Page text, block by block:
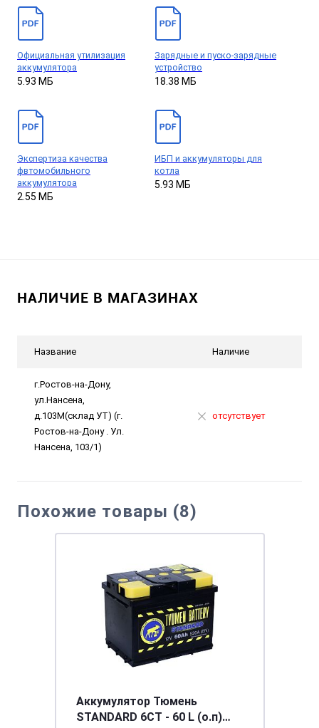
Официальная утилизация
аккумулятора
5.93 МБ
Зарядные и пуско-зарядные
устройство
18.38 МБ
Экспертиза качества
фвтомобильного
аккумулятора
2.55 МБ
ИБП и аккумуляторы для
котла
5.93 МБ
НАЛИЧИЕ В МАГАЗИНАХ
Название Наличие
г.Ростов-на-Дону,
ул.Нансена,
д.103М(склад УТ) (г.
Ростов-на-Дону . Ул.
Нансена, 103/1)
отсутствует
Похожие товары (8)
Аккумулятор Тюмень
STANDARD 6СТ - 60 L (о.п)